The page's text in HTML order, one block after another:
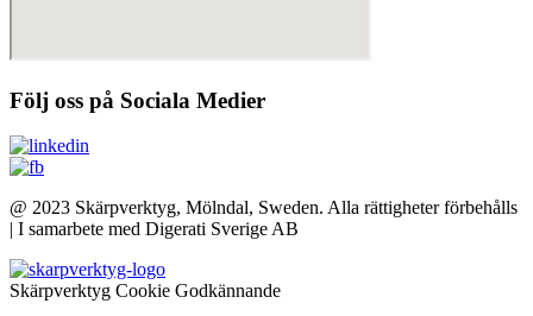
Följ oss på Sociala Medier
@ 2023 Skärpverktyg, Mölndal, Sweden. Alla rättigheter förbehålls
| I samarbete med Digerati Sverige AB
Skärpverktyg Cookie Godkännande